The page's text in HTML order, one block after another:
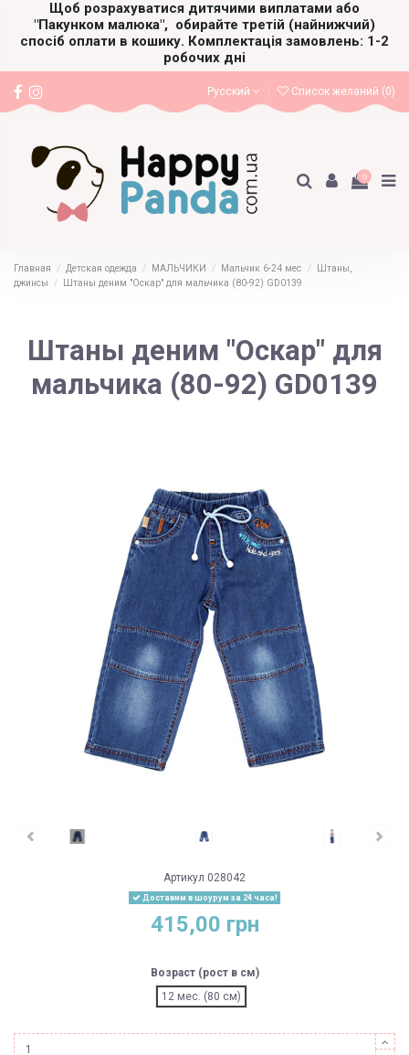
Щоб розрахуватися дитячими виплатами або
"Пакунком малюка", обирайте третій (найнижчий)
спосіб оплати в кошику. Комплектація замовлень: 1-2
робочих дні
Русский Список желаний (0)
0
Главная Детская одежда МАЛЬЧИКИ Мальчик 6-24 мес
Штаны,
джинсы
Штаны деним "Оскар" для мальчика (80-92) GD0139
Штаны деним "Оскар" для
мальчика (80-92) GD0139
Артикул 028042
Доставим в шоурум за 24 часа!
415,00 грн
Возраст (рост в см)
12 мес. (80 см)